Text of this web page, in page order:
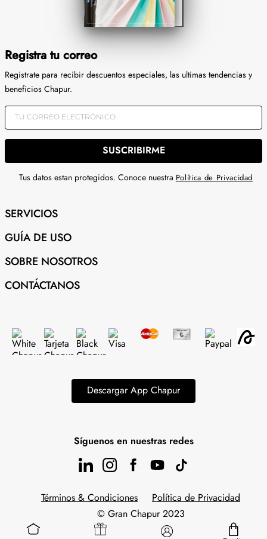
Registra tu correo
Registrate para recibir descuentos especiales, las ultimas tendencias y
beneficios Chapur.
SUSCRIBIRME
Tus datos estan protegidos. Conoce nuestra Política de Privacidad
SERVICIOS
GUÍA DE USO
SOBRE NOSOTROS
CONTÁCTANOS
Descargar App Chapur
Síguenos en nuestras redes
Términos & Condiciones
Política de Privacidad
© Gran Chapur 2023